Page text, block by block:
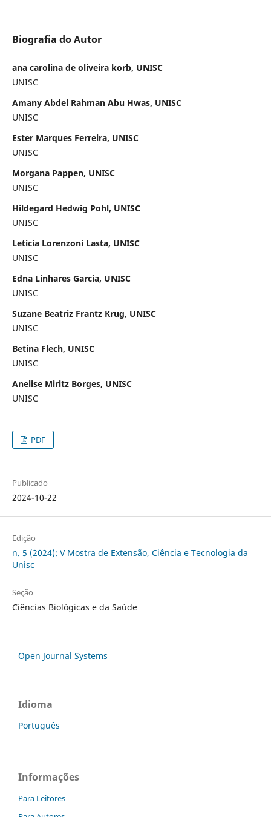
Biografia do Autor
ana carolina de oliveira korb, UNISC
UNISC
Amany Abdel Rahman Abu Hwas, UNISC
UNISC
Ester Marques Ferreira, UNISC
UNISC
Morgana Pappen, UNISC
UNISC
Hildegard Hedwig Pohl, UNISC
UNISC
Leticia Lorenzoni Lasta, UNISC
UNISC
Edna Linhares Garcia, UNISC
UNISC
Suzane Beatriz Frantz Krug, UNISC
UNISC
Betina Flech, UNISC
UNISC
Anelise Miritz Borges, UNISC
UNISC
PDF
Publicado
2024-10-22
Edição
n. 5 (2024): V Mostra de Extensão, Ciência e Tecnologia da
Unisc
Seção
Ciências Biológicas e da Saúde
Open Journal Systems
Idioma
Português
Informações
Para Leitores